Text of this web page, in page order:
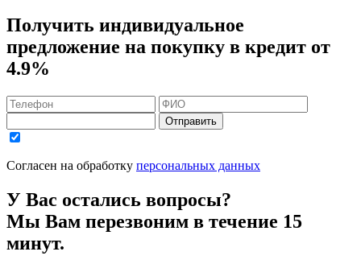
Получить индивидуальное
предложение на покупку в кредит от
4.9%
Отправить
Согласен на обработку персональных данных
У Вас остались вопросы?
Мы Вам перезвоним в течение 15
минут.